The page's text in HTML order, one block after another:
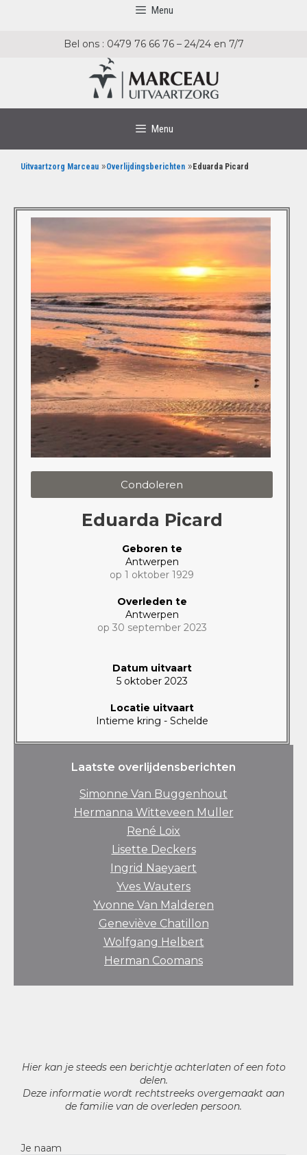
Menu
Bel ons : 0479 76 66 76 – 24/24 en 7/7
Menu
Uitvaartzorg Marceau »Overlijdingsberichten »Eduarda Picard
Condoleren
Eduarda Picard
Geboren te
Antwerpen
op 1 oktober 1929
Overleden te
Antwerpen
op 30 september 2023
Datum uitvaart
5 oktober 2023
Locatie uitvaart
Intieme kring - Schelde
Laatste overlijdensberichten
Simonne Van Buggenhout
Hermanna Witteveen Muller
René Loix
Lisette Deckers
Ingrid Naeyaert
Yves Wauters
Yvonne Van Malderen
Geneviève Chatillon
Wolfgang Helbert
Herman Coomans
Hier kan je steeds een berichtje achterlaten of een foto
delen.
Deze informatie wordt rechtstreeks overgemaakt aan
de familie van de overleden persoon.
Je naam